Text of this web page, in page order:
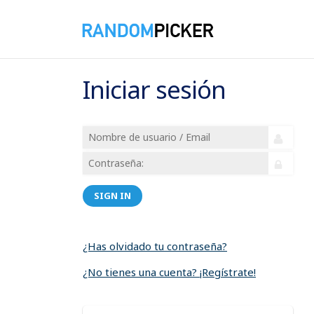
Iniciar sesión
SIGN IN
¿Has olvidado tu contraseña?
¿No tienes una cuenta? ¡Regístrate!